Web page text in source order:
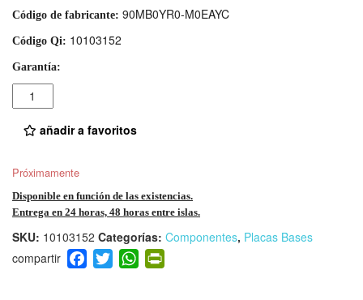
Código de fabricante: 90MB0YR0-M0EAYC
Código Qi: 10103152
Garantía:
Cantidad
añadir a favoritos
Próximamente
Disponible en función de las existencias.
Entrega en 24 horas, 48 horas entre islas.
SKU: 10103152 Categorías: Componentes, Placas Bases
F
a
T
wi
W
h